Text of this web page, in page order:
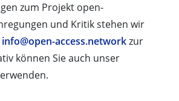
zum Projekt open-
und Kritik stehen wir
info@open-access.networkzur
können Sie auch unser